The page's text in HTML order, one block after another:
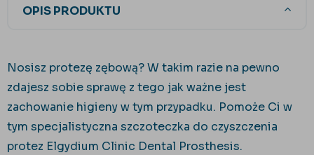
OPIS PRODUKTU
Nosisz protezę zębową? W takim razie na pewno
zdajesz sobie sprawę z tego jak ważne jest
zachowanie higieny w tym przypadku. Pomoże Ci w
tym specjalistyczna szczoteczka do czyszczenia
protez Elgydium Clinic Dental Prosthesis.